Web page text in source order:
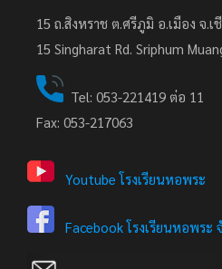
15 ถ.สิงหราช ต.ศรีภูมิ อ.เมือง จ.เ
15 Singharat Rd. Sriphum
Tel: 053-221419 ต่อ 11
Fax: 053-217063
Youtube โรงเรียนหอพระ
Facebook โรงเรียนหอพระ